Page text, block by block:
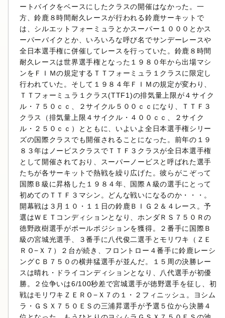
ートバイクをベースにしたクラスの開催はなかった。一
方、鈴鹿８時間耐久レースが行われる鈴鹿サーキットで
は、シルエットフォーミュラとかスーパー１０００とかス
ーパーバイクとか、いろいろな呼び名でサンデーレースや
全日本選手権に併催してレースを行っていた。鈴鹿８時間
耐久レースは世界選手権となった１９８０年から出場マシ
ンをＦＩＭの規定するＴＴフォーミュラ１クラスに限定し
行われていた。そして１９８４年ＦＩＭの規定が変わり、
ＴＴフォーミュラ１クラス(TTF1)の排気量上限が４サイク
ル・７５０ｃｃ、２サイクル５００ｃｃになり、ＴＴＦ３
クラス（排気量上限４サイクル・４００ｃｃ、２サイク
ル・２５０ｃｃ）とともに、いよいよ全日本選手権シリー
ズの国際クラスでも開催されることになった。前年の１９
８３年はノービスクラスでＴＴＦ３クラスが全日本選手権
として開催されており、スーパーノービスと呼ばれた選手
たちが各サーキットで熱戦を繰り広げた。彼らがこぞって
国際Ｂ級に昇格した１９８４年、国際Ａ級の選手にとって
初めてのＴＴＦ３マシン。どんな戦いになるのか・・・。
開幕戦は３月１０・１１日の鈴鹿ＢＩＧ２＆４レース。予
選はＷＥＴコンディションとなり、ホンダＲＳ７５０Ｒの
徳野政樹選手がポールポジションを獲得。２番手に国際Ｂ
級の宮城光選手、３番手に八代俊二選手とモリワキ（ＺＥ
ＲＯ−Ｘ７）２台が続き、フロントロー４番手に鈴鹿レーシ
ングＣＢ７５０の横井猛選手が並んだ。１５周の決勝レー
スは晴れ・ドライコンディションとなり、八代選手が初優
勝。２位争いは6/100秒差で宮城選手が徳野選手を征し、初
戦はモリワキＺＥＲＯ−Ｘ７の１・２フィニッシュ。ヨシム
ラ・ＧＳＸ７５０ＥＳの三浦昇選手が予選５位から決勝４